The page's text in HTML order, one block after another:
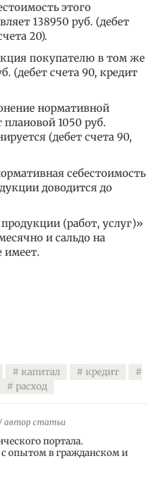
этого
138950 руб. (дебет
20).
покупателю в том же
(дебет счета 90, кредит
нормативной
плановой 1050 руб.
(дебет счета 90,
себестоимость
доводится до
(работ, услуг)»
и сальдо на
имеет.
капитал
кредит
расход
автор статьи
портала.
опытом в гражданском и